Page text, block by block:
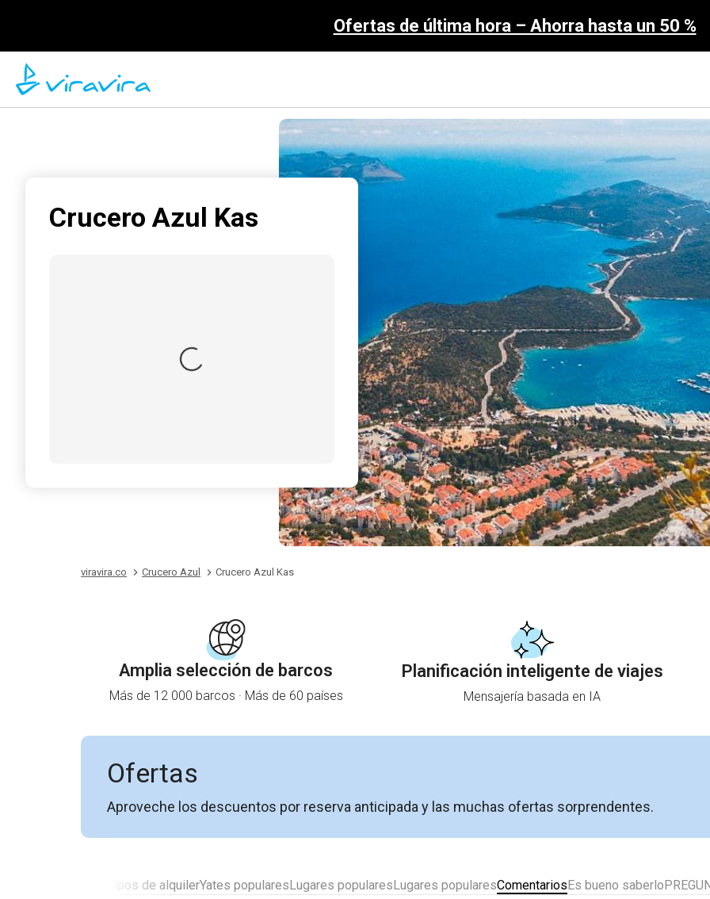
Ofertas de última hora – Ahorra hasta un 50 %
Crucero Azul Kas
viravira.co Crucero Azul Crucero Azul Kas
Amplia selección de barcos
Más de 12 000 barcos · Más de 60 países
Planificación inteligente de viajes
Mensajería basada en IA
Ofertas
Aproveche los descuentos por reserva anticipada y las muchas ofertas sorprendentes.
Tipos de alquilerYates popularesLugares popularesLugares popularesComentariosEs bueno saberlo